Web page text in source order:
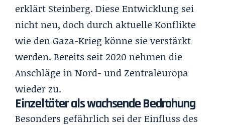
erklärt Steinberg. Diese Entwicklung sei
nicht neu, doch durch aktuelle Konflikte
wie den Gaza-Krieg könne sie verstärkt
werden. Bereits seit 2020 nehmen die
Anschläge in Nord- und Zentraleuropa
wieder zu.
Einzeltäter als wachsende Bedrohung
Besonders gefährlich sei der Einfluss des